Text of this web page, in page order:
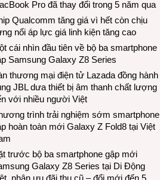
Pro đã thay đổi trong 5 năm qua
Qualcomm tăng giá vì hết còn chịu
nổi áp lực giá linh kiện tăng cao
cái nhìn đầu tiên về bộ ba smartphone
Samsung Galaxy Z8 Series
thương mại điện tử Lazada đồng hành
JBL dưa thiết bị âm thanh chất lượng
với nhiều người Việt
trình trải nghiệm sớm smartphone
hoàn toàn mới Galaxy Z Fold8 tại Việt
trước bộ ba smartphone gập mới
Galaxy Z8 Series tại Di Động
nhận ưu đãi thu cũ – đổi mới đến 5